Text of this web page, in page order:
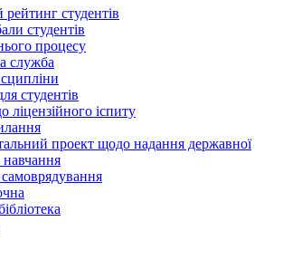
студентів
студентів
процесу
служба
студентів
ліцензійного іспиту
проект щодо надання державної